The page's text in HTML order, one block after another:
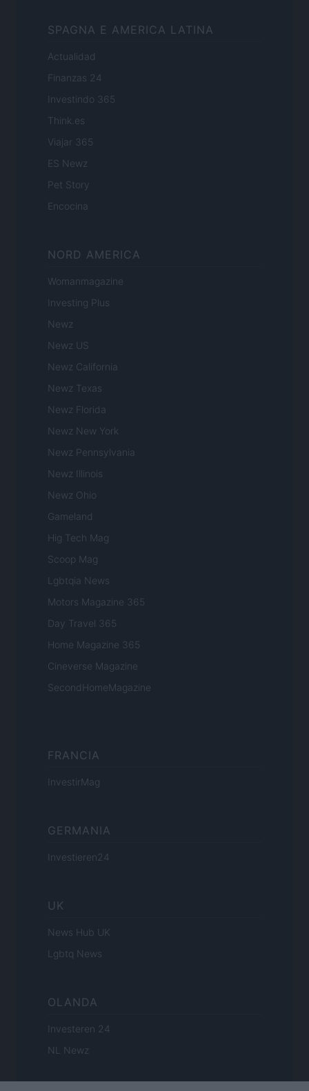
SPAGNA E AMERICA LATINA
Actualidad
Finanzas 24
Investindo 365
Think.es
Viajar 365
ES Newz
Pet Story
Encocina
NORD AMERICA
Womanmagazine
Investing Plus
Newz
Newz US
Newz California
Newz Texas
Newz Florida
Newz New York
Newz Pennsylvania
Newz Illinois
Newz Ohio
Gameland
Hig Tech Mag
Scoop Mag
Lgbtqia News
Motors Magazine 365
Day Travel 365
Home Magazine 365
Cineverse Magazine
SecondHomeMagazine
FRANCIA
InvestirMag
GERMANIA
Investieren24
UK
News Hub UK
Lgbtq News
OLANDA
Investeren 24
NL Newz